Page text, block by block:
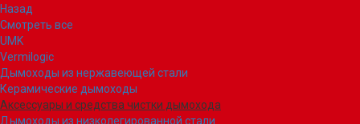
Назад
Смотреть все
UMK
Vermilogic
Дымоходы из нержавеющей стали
Керамические дымоходы
Аксессуары и средства чистки дымохода
Дымоходы из низколегированной стали